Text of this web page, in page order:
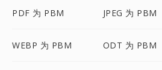
PDF 为 PBM JPEG 为 PBM
WEBP 为 PBM ODT 为 PBM